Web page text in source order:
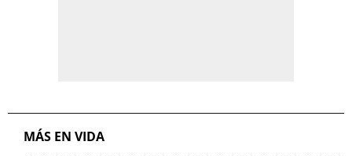
MÁS EN VIDA